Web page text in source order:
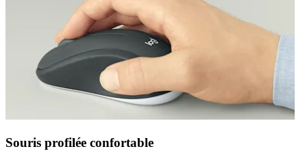
Souris profilée confortable